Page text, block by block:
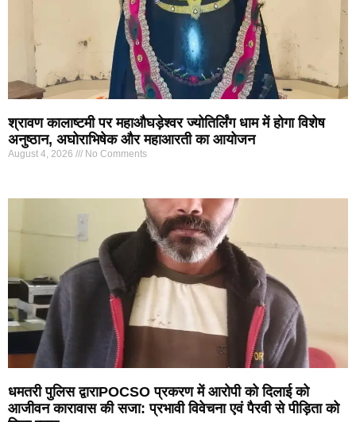
श्रावण कालाष्टमी पर महाऔघड़ेश्वर ज्योतिर्लिंग धाम में होगा विशेष
अनुष्ठान, अघोराभिषेक और महाआरती का आयोजन
August 4, 2026 No Comments
धमतरी पुलिस द्वाराPOCSO प्रकरण में आरोपी को दिलाई को
आजीवन कारावास की सजा: प्रभावी विवेचना एवं पैरवी से पीड़िता को